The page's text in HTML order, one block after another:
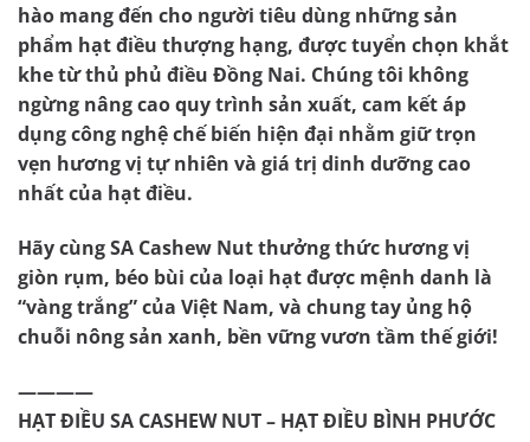
hào mang đến cho người tiêu dùng những sản
phẩm hạt điều thượng hạng, được tuyển chọn khắt
khe từ thủ phủ điều Đồng Nai. Chúng tôi không
ngừng nâng cao quy trình sản xuất, cam kết áp
dụng công nghệ chế biến hiện đại nhằm giữ trọn
vẹn hương vị tự nhiên và giá trị dinh dưỡng cao
nhất của hạt điều.
Hãy cùngSA Cashew Nutthưởng thức hương vị
giòn rụm, béo bùi của loại hạt được mệnh danh là
“vàng trắng” của Việt Nam, và chung tay ủng hộ
chuỗi nông sản xanh, bền vững vươn tầm thế giới!
————
HẠT ĐIỀU SA CASHEW NUT – HẠT ĐIỀU BÌNH PHƯỚC